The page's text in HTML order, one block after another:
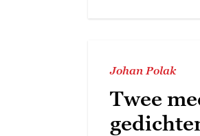
Johan Polak
Twee